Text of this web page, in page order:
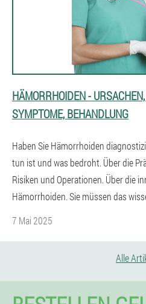
HÄMORRHOIDEN -
SYMPTOME, BEHANDLUNG
Haben Sie Hämorrhoiden
tun ist und was bedroht. Über die
Risiken und Operationen. Über die
Hämorrhoiden. Sie müssen das
7 Mai 2025
Alle